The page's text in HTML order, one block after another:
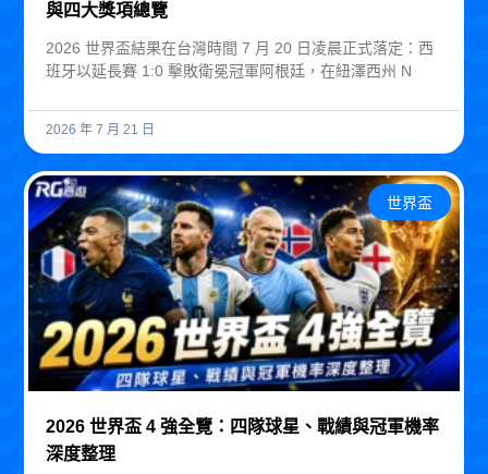
與四大獎項總覽
2026 世界盃結果在台灣時間 7 月 20 日凌晨正式落定：西
班牙以延長賽 1:0 擊敗衛冕冠軍阿根廷，在紐澤西州 N
2026 年 7 月 21 日
世界盃
2026 世界盃 4 強全覽：四隊球星、戰績與冠軍機率
深度整理